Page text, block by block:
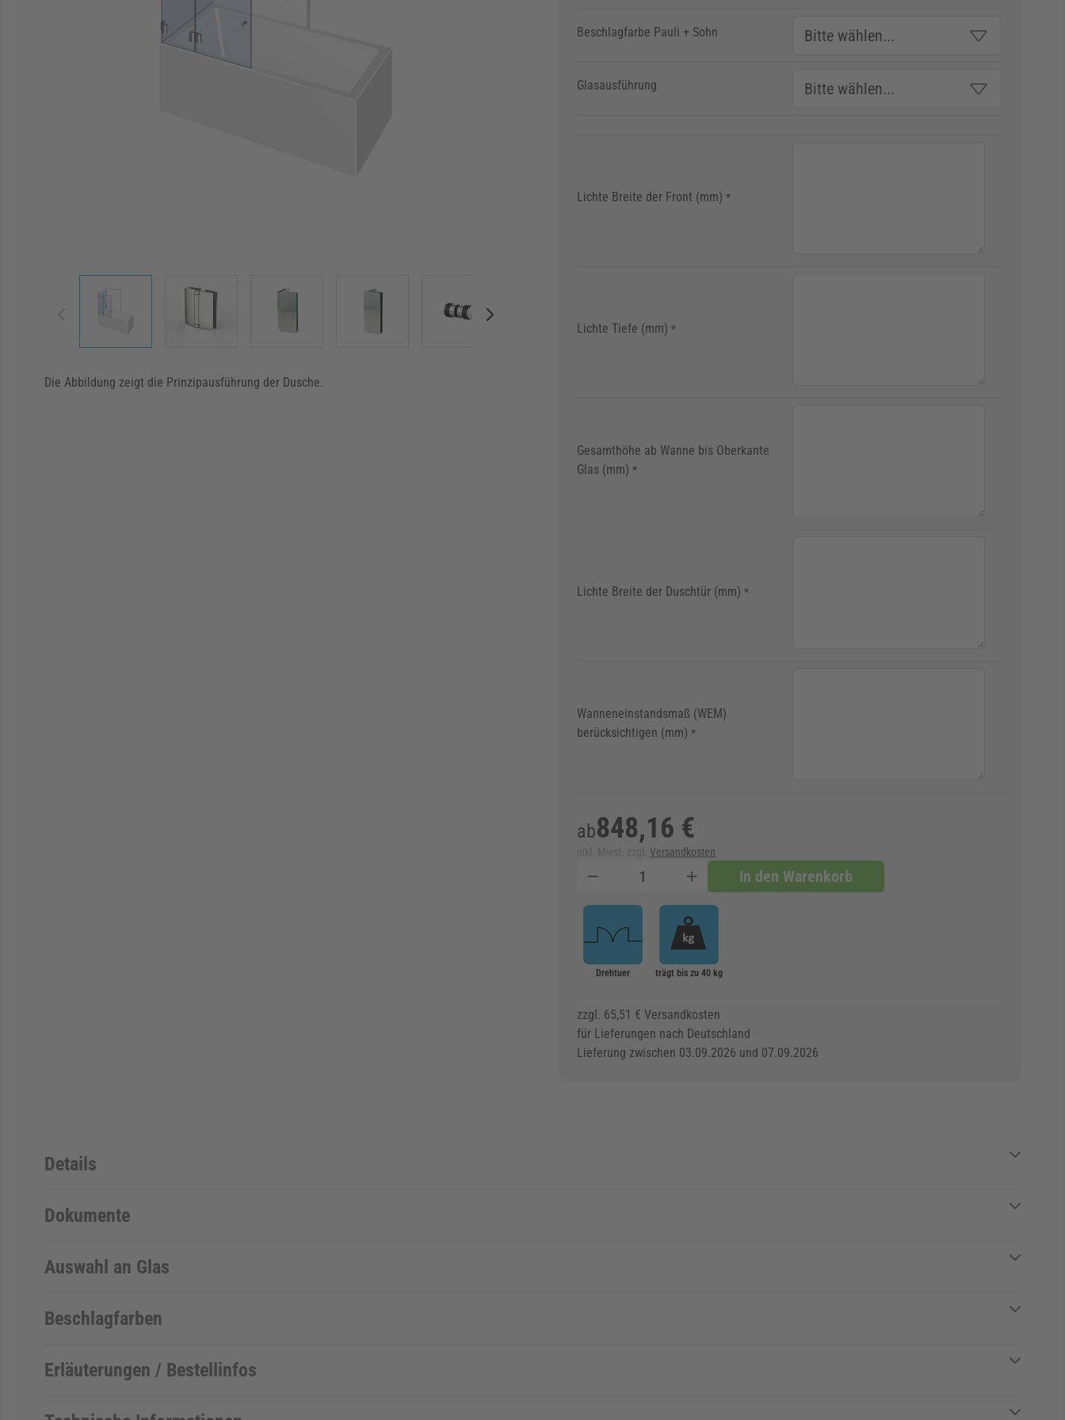
View larger image
Die Abbildung zeigt die Prinzipausführung der Dusche.
Beschlagfarbe Pauli + Sohn
Glasausführung
Lichte Breite der Front (mm) *
Lichte Tiefe (mm) *
Gesamthöhe ab Wanne bis Oberkante
Glas (mm) *
Lichte Breite der Duschtür (mm) *
Wanneneinstandsmaß (WEM)
berücksichtigen (mm) *
ab848,16 €
Versandkosten
In den Warenkorb
Drehtuer trägt bis zu 40 kg
zzgl. 65,51 € Versandkosten
für Lieferungen nach Deutschland
Lieferung zwischen 03.09.2026 und 07.09.2026
Details
Dokumente
Auswahl an Glas
Beschlagfarben
Erläuterungen / Bestellinfos